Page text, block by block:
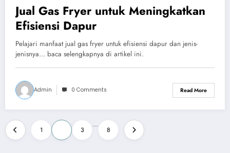
Jual Gas Fryer untuk Meningkatkan
Efisiensi Dapur
Pelajari manfaat jual gas fryer untuk efisiensi dapur dan jenis-
jenisnya... baca selengkapnya di artikel ini.
Admin 0 Comments Read More
Posts
pagination
1 3
…
8